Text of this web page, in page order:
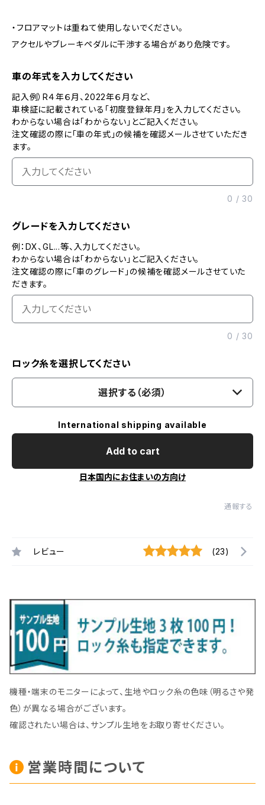
・フロアマットは重ねて使用しないでください。
アクセルやブレーキペダルに干渉する場合があり危険です。
車の年式を入力してください
記入例）R４年６月、2022年６月など、
車検証に記載されている「初度登録年月」を入力してください。
わからない場合は「わからない」とご記入ください。
注文確認の際に「車の年式」の候補を確認メールさせていただき
ます。
0 /30
グレードを入力してください
例：DX、GL...等、入力してください。
わからない場合は「わからない」とご記入ください。
注文確認の際に「車のグレード」の候補を確認メールさせていた
だきます。
0 /30
ロック糸を選択してください
選択する（必須）
International shipping available
Add to cart
日本国内にお住まいの方向け
通報する
レビュー (23)
機種・端末のモニターによって、生地やロック糸の色味（明るさや発
色）が異なる場合がございます。
確認されたい場合は、サンプル生地をお取り寄せください。
営業時間について